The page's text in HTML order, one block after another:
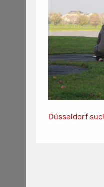
Düsseldorf